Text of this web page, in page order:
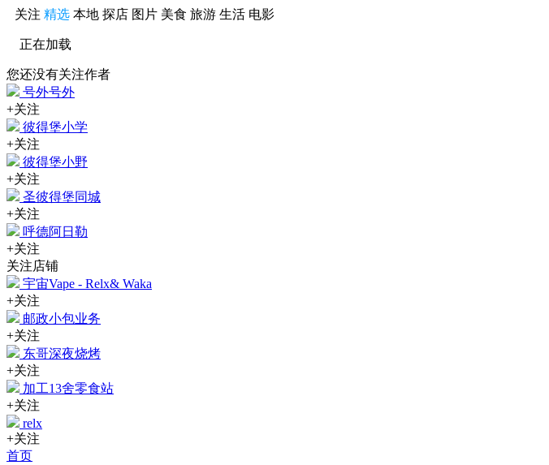
关注 精选 本地 探店 图片 美食 旅游 生活 电影
正在加载
您还没有关注作者
号外号外
+关注
彼得堡小学
+关注
彼得堡小野
+关注
圣彼得堡同城
+关注
呼德阿日勒
+关注
关注店铺
宇宙Vape - Relx& Waka
+关注
邮政小包业务
+关注
东哥深夜烧烤
+关注
加工13舍零食站
+关注
relx
+关注
首页